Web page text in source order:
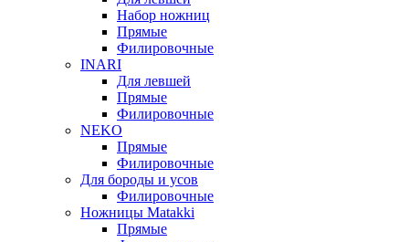
Набор ножниц
Прямые
Филировочные
INARI
Для левшей
Прямые
Филировочные
NEKO
Прямые
Филировочные
Для бороды и усов
Филировочные
Ножницы Matakki
Прямые